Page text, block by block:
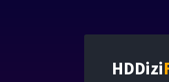
HDDizi